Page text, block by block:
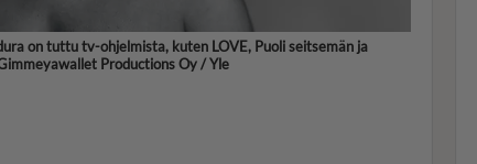
on tuttu tv-ohjelmista, kuten LOVE, Puoli seitsemän ja
Productions Oy / Yle